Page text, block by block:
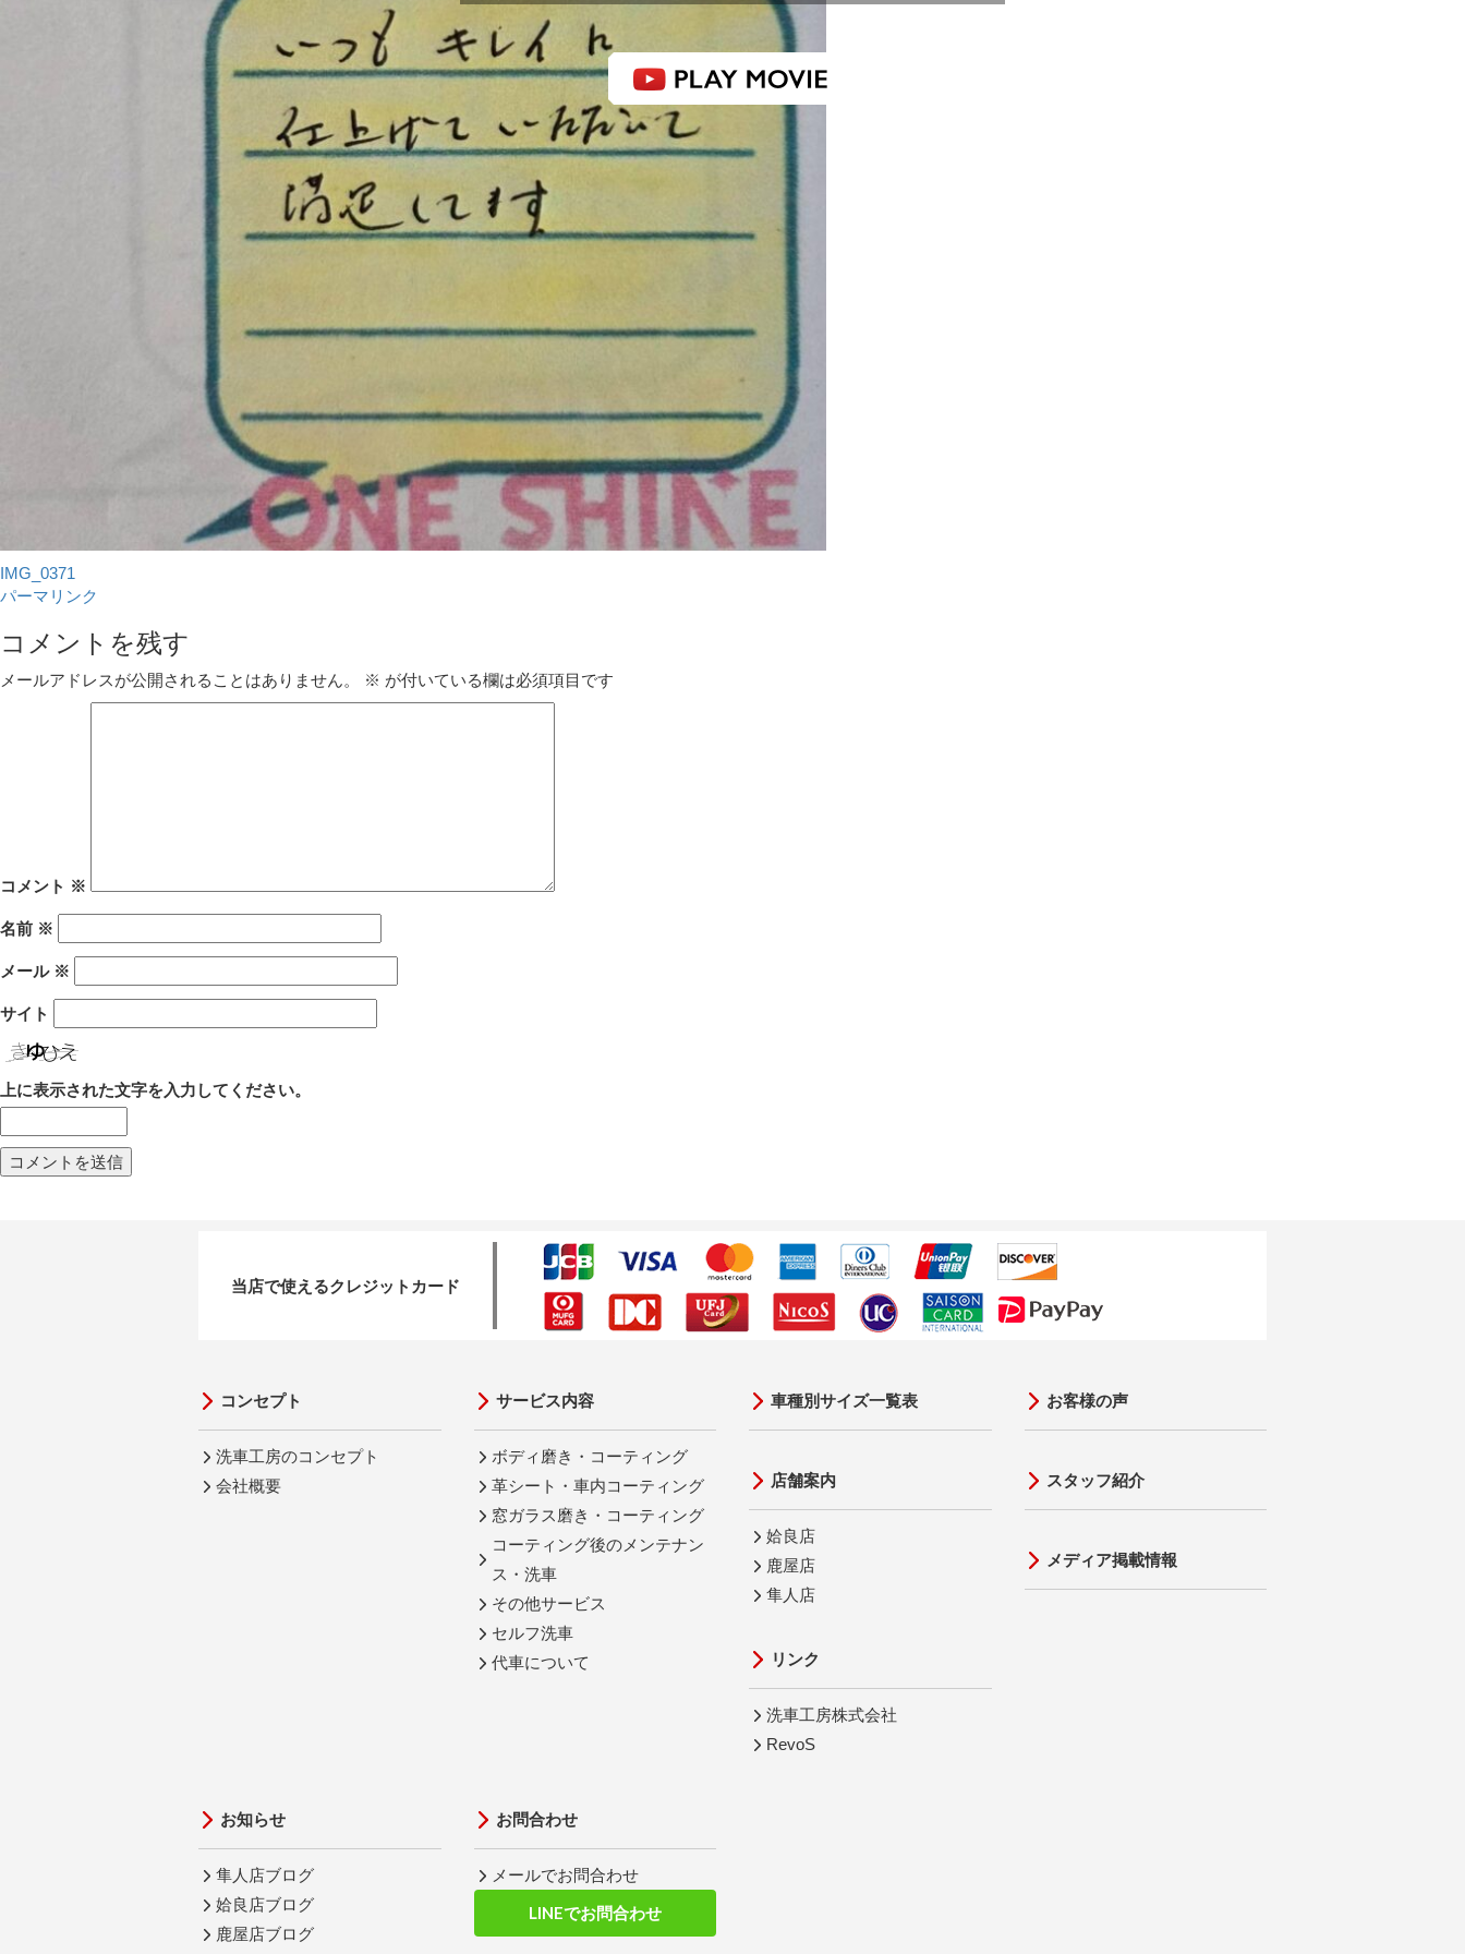
感動品質 洗車工房
IMG_0371
パーマリンク
コメントを残す
メールアドレスが公開されることはありません。 ※ が付いている欄は必須項目です
コメント ※
名前 ※
メール ※
サイト
上に表示された文字を入力してください。
当店で使えるクレジットカード
コンセプト
洗車工房のコンセプト
会社概要
サービス内容
ボディ磨き・コーティング
革シート・車内コーティング
窓ガラス磨き・コーティング
コーティング後のメンテナン
ス・洗車
その他サービス
セルフ洗車
代車について
車種別サイズ一覧表
店舗案内
姶良店
鹿屋店
隼人店
リンク
洗車工房株式会社
RevoS
お客様の声
スタッフ紹介
メディア掲載情報
お知らせ
隼人店ブログ
姶良店ブログ
鹿屋店ブログ
お問合わせ
メールでお問合わせ
LINEでお問合わせ